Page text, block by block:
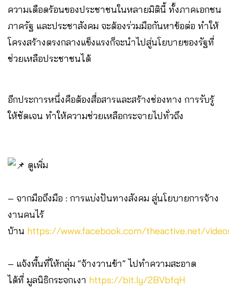
ความเดือดร้อนของประชาชนในหลายมิตินี้ ทั้งภาคเอกชน
ภาครัฐ และประชาสังคม จะต้องร่วมมือกันหาข้อต่อ ทำให้
โครงสร้างตรงกลางแข็งแรงก็จะนำไปสู่นโยบายของรัฐที่
ช่วยเหลือประชาชนได้
อีกประการหนึ่งคือต้องสื่อสารและสร้างช่องทาง การรับรู้
ให้ชัดเจน ทำให้ความช่วยเหลือกระจายไปทั่วถึง
ดูเพิ่ม
– จากมือถึงมือ : การแบ่งปันทางสังคม สู่นโยบายการจ้าง
งานคนไร้
บ้าน https://www.facebook.com/theactive.net/
– แจ้งพื้นที่ให้กลุ่ม “จ้างวานข้า” ไปทำความสะอาด
ได้ที่ มูลนิธิกระจกเงา https://bit.ly/2BVbfqH